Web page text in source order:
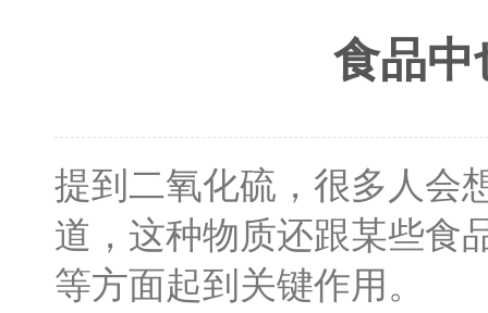
食品中
提到二氧化硫，很多人会
道，这种物质还跟某些食
等方面起到关键作用。